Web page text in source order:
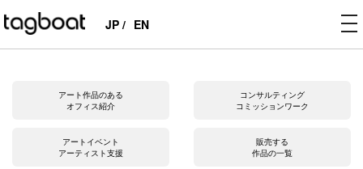
JP / EN
アート作品のある
オフィス紹介
コンサルティング
コミッションワーク
アートイベント
アーティスト支援
販売する
作品の一覧